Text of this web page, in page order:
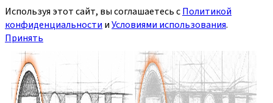
Используя этот сайт, вы соглашаетесь сПолитикой
конфиденциальности иУсловиями использования.
Принять